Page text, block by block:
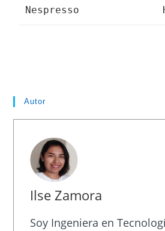
Nespresso
Autor
Ilse Zamora
Soy Ingeniera en